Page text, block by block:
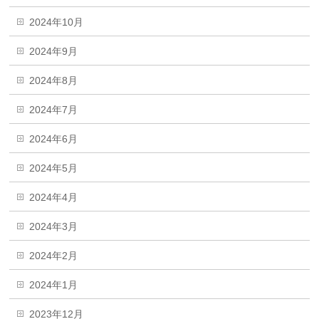
2024年10月
2024年9月
2024年8月
2024年7月
2024年6月
2024年5月
2024年4月
2024年3月
2024年2月
2024年1月
2023年12月